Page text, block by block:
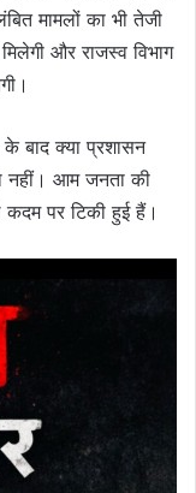
मामलों का भी तेजी
और राजस्व विभाग
बाद क्या प्रशासन
नहीं। आम जनता की
पर टिकी हुई हैं।